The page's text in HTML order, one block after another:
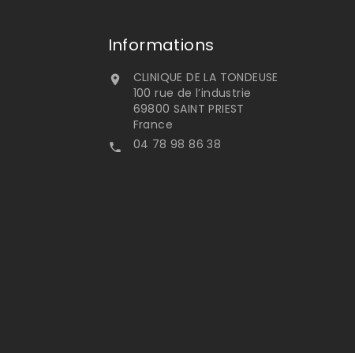
Informations

CLINIQUE DE LA TONDEUSE
100 rue de l’industrie
69800 SAINT PRIEST
France
 04 78 98 86 38